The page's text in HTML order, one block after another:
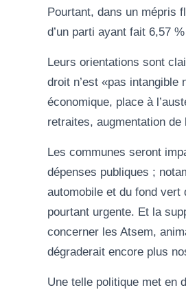
Pourtant, dans un mépris
d’un parti ayant fait 6,57
Leurs orientations sont
droit n’est «pas
économique, place à
retraites, augmentation
Les communes seront
dépenses publiques ;
automobile et du fond
pourtant urgente. Et la
concerner les Atsem,
dégraderait encore plus
Une telle politique met en